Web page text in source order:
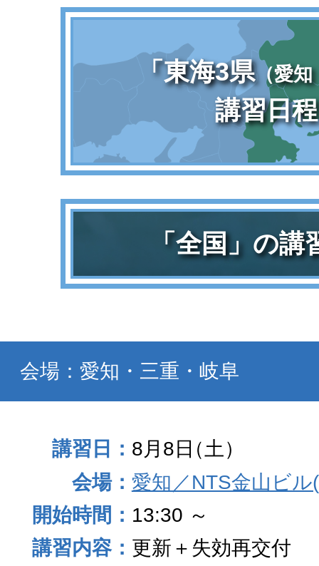
「東海3県（愛知
講習日
「全国」の
会場：愛知・三重・岐阜
8月8日（土）
愛知／NTS金山ビ
13:30 ～
更新＋失効再交付